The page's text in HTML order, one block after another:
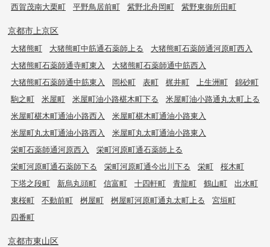
西賀茂南大栗町
平野鳥居前町 紫野北舟岡町 紫野東御所田町
京都市上京区
大猪熊町 大猪熊町中筋通石薬師上る
大猪熊町石薬師通河原町西入
大猪熊町石薬師通寺町東入
大猪熊町石薬師通中筋西入
大猪熊町石薬師通中筋東入
岡松町 表町 梶井町 上生洲町
錦砂町
駒之町
米屋町 米屋町油小路椹木町下る
米屋町油小路通丸太町上る
米屋町椹木町通油小路西入
米屋町椹木町通油小路東入
米屋町丸太町通油小路西入
米屋町丸太町通油小路東入
栄町石薬師通河原西入
栄町河原町通石薬師上る
栄町河原町通石薬師下る
栄町河原町通今出川下る 栄町
桜木町
下塔之段町
新烏丸頭町 信富町 十四軒町 青龍町 鶴山町
出水町
東桜町
不動前町 桝屋町 桝屋町河原町通丸太町上る
宮垣町
四番町
京都市東山区